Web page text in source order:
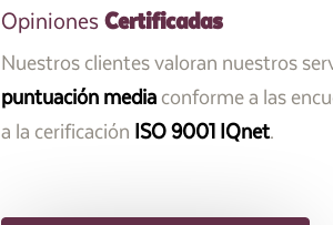
Opiniones Certificadas
Nuestros clientes valoran nuestros
puntuación mediaconforme a las
a la cerificación ISO 9001 IQnet.